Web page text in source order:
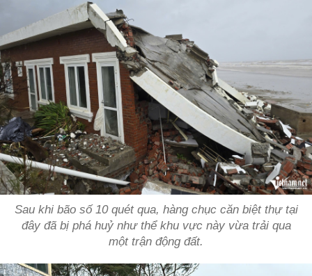
Sau khi bão số 10 quét qua, hàng chục căn biệt thự tại
đây đã bị phá huỷ như thể khu vực này vừa trải qua
một trận động đất.